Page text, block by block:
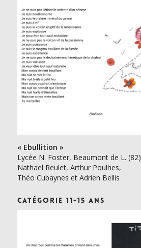
« Ebullition »
Lycée N. Foster, Beaumont de L. (82)
Nathael Reulet, Arthur Poulhes,
Théo Cubaynes et Adrien Bellis
Catégorie 11-15 ans